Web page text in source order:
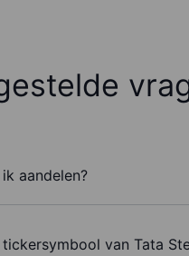
aandelen?
van Tata